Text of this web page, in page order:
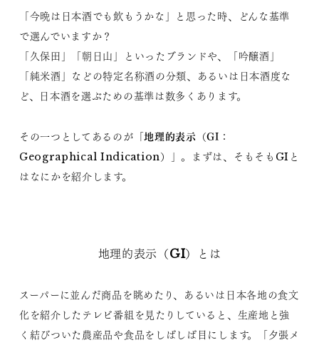
「今晩は日本酒でも飲もうかな」と思った時、どんな基準
で選んでいますか？
「久保田」「朝日山」といったブランドや、「吟醸酒」
「純米酒」などの特定名称酒の分類、あるいは日本酒度な
ど、日本酒を選ぶための基準は数多くあります。
その一つとしてあるのが「地理的表示 （GI ：
Geographical Indication）」。まずは、そもそもGIと
はなにかを紹介します。
地理的表示（GI）とは
スーパーに並んだ商品を眺めたり、あるいは日本各地の食文
化を紹介したテレビ番組を見たりしていると、生産地と強
く結びついた農産品や食品をしばしば目にします。「夕張メ